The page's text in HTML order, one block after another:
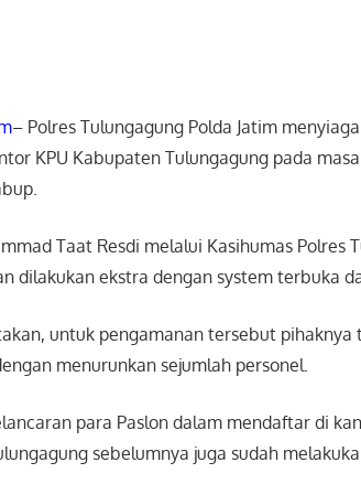
– Polres Tulungagung Polda Jatim
KPU Kabupaten Tulungagung pada
Taat Resdi melalui Kasihumas Polres
dilakukan ekstra dengan system terbuka
untuk pengamanan tersebut pihaknya
menurunkan sejumlah personel.
para Paslon dalam mendaftar di
sebelumnya juga sudah